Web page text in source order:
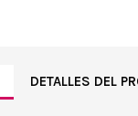
DETALLES DEL